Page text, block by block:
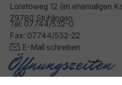
Loretoweg 12 (im ehemaligen
79780 Stühlingen
Tel: 07744/532-0
Fax: 07744/532-22
E-Mail schreiben
Öffnungszeiten
Montag - Freitag: 08:00 - 12:00